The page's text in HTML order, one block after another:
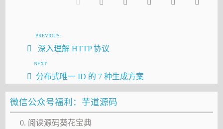
PREVIOUS:
深入理解 HTTP 协议
NEXT:
分布式唯一 ID 的 7 种生成方案
微信公众号福利：芋道源码
0. 阅读源码葵花宝典